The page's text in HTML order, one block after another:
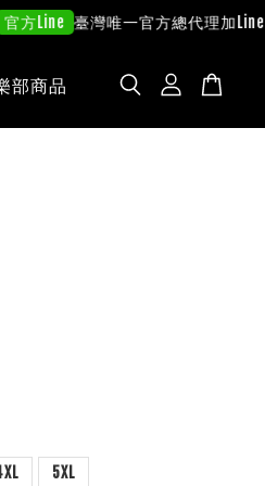
臺灣唯一官方總代理加Line咨詢
部商品
5XL